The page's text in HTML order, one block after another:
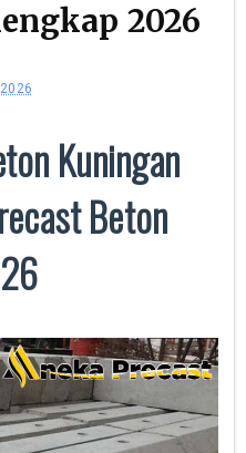
2026
Kuningan
Beton